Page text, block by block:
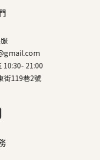
10:30- 21:00
街119巷2號